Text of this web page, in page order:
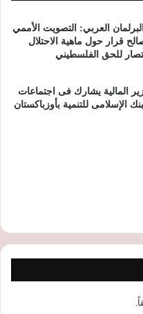
العربي: التصويت الأممي
قرار حول ماهية الاحتلال
للحق الفلسطيني
المالية يشارك فى اجتماعات
الإسلامى للتنمية بأوزباكستان